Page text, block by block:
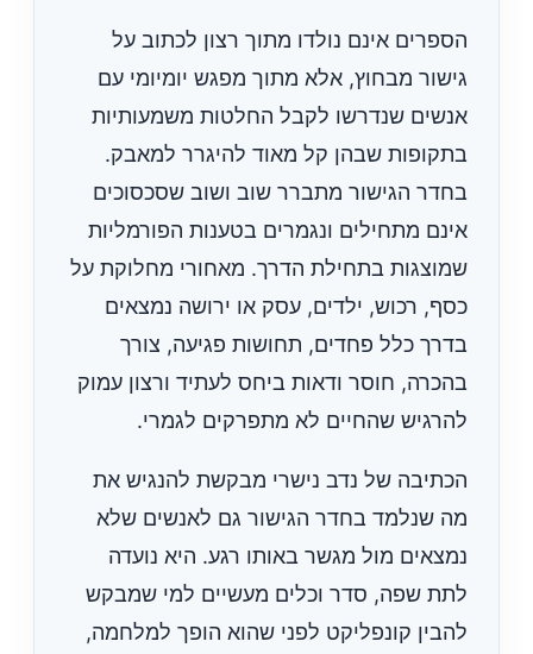
הספרים אינם נולדו מתוך רצון לכתוב על
גישור מבחוץ, אלא מתוך מפגש יומיומי עם
אנשים שנדרשו לקבל החלטות משמעותיות
בתקופות שבהן קל מאוד להיגרר למאבק.
בחדר הגישור מתברר שוב ושוב שסכסוכים
אינם מתחילים ונגמרים בטענות הפורמליות
שמוצגות בתחילת הדרך. מאחורי מחלוקת על
כסף, רכוש, ילדים, עסק או ירושה נמצאים
בדרך כלל פחדים, תחושות פגיעה, צורך
בהכרה, חוסר ודאות ביחס לעתיד ורצון עמוק
להרגיש שהחיים לא מתפרקים לגמרי.
הכתיבה של נדב נישרי מבקשת להנגיש את
מה שנלמד בחדר הגישור גם לאנשים שלא
נמצאים מול מגשר באותו רגע. היא נועדה
לתת שפה, סדר וכלים מעשיים למי שמבקש
להבין קונפליקט לפני שהוא הופך למלחמה,